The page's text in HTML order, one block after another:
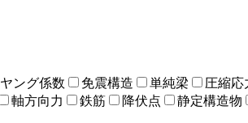
ヤング係数 免震構造 単純梁 圧縮応
軸方向力 鉄筋 降伏点 静定構造物